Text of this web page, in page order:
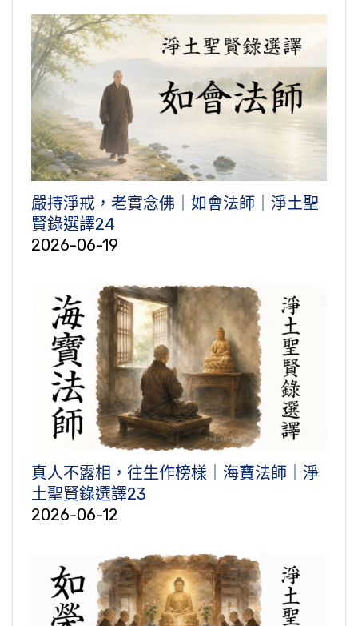
嚴持淨戒，老實念佛｜如會法師｜淨土聖
賢錄選譯24
2026-06-19
真人不露相，往生作榜樣｜海寶法師｜淨
土聖賢錄選譯23
2026-06-12